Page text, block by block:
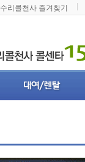
수리콜천사 즐겨찾기